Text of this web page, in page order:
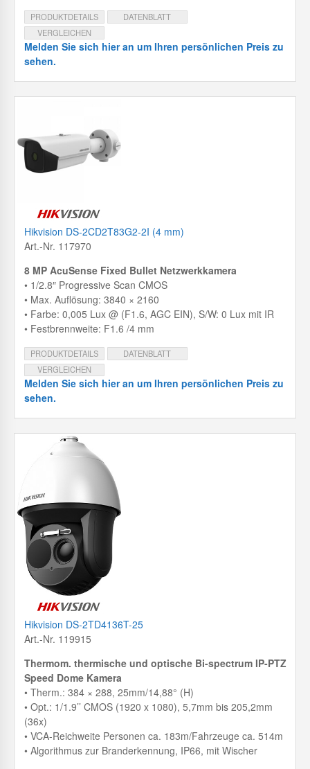
PRODUKTDETAILS
DATENBLATT
VERGLEICHEN
Melden Sie sich hier an um Ihren persönlichen Preis zu
sehen.
Hikvision DS-2CD2T83G2-2I (4 mm)
Art.-Nr. 117970
8 MP AcuSense Fixed Bullet Netzwerkkamera
• 1/2.8″ Progressive Scan CMOS
• Max. Auflösung: 3840 × 2160
• Farbe: 0,005 Lux @ (F1.6, AGC EIN), S/W: 0 Lux mit IR
• Festbrennweite: F1.6 /4 mm
PRODUKTDETAILS
DATENBLATT
VERGLEICHEN
Melden Sie sich hier an um Ihren persönlichen Preis zu
sehen.
Hikvision DS-2TD4136T-25
Art.-Nr. 119915
Thermom. thermische und optische Bi-spectrum IP-PTZ
Speed Dome Kamera
• Therm.: 384 × 288, 25mm/14,88° (H)
• Opt.: 1/1.9’’ CMOS (1920 x 1080), 5,7mm bis 205,2mm
(36x)
• VCA-Reichweite Personen ca. 183m/Fahrzeuge ca. 514m
• Algorithmus zur Branderkennung, IP66, mit Wischer